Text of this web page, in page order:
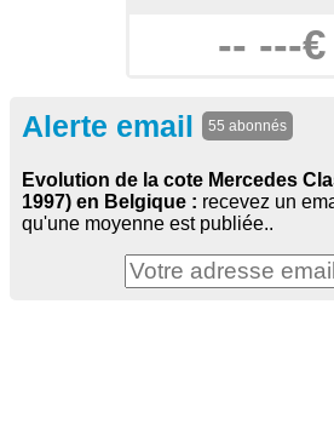
-- ---€
Alerte email 55 abonnés
Evolution de la cote Mercedes
1997) en Belgique : recevez un
qu'une moyenne est publiée..